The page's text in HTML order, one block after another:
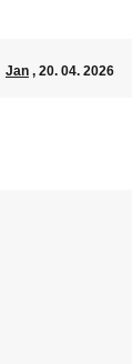
Jan, 20. 04. 2026